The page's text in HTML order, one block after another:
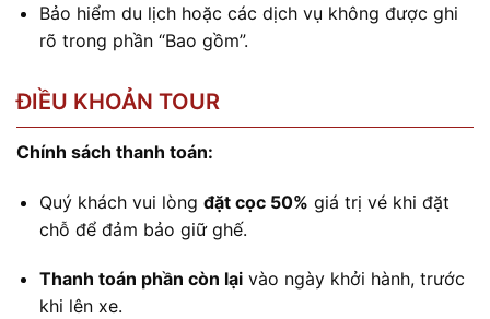
Bảo hiểm du lịch hoặc các dịch vụ không được ghi
rõ trong phần “Bao gồm”.
ĐIỀU KHOẢN TOUR
Chính sách thanh toán:
Quý khách vui lòng đặt cọc 50% giá trị vé khi đặt
chỗ để đảm bảo giữ ghế.
Thanh toán phần còn lạivào ngày khởi hành, trước
khi lên xe.